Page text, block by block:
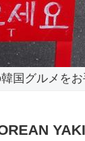
国グルメを